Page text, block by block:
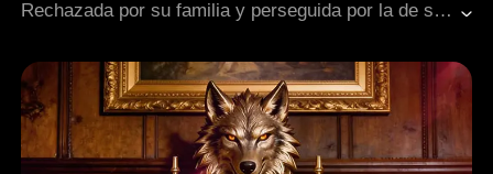
Relaciones familiares
Romance de época
Rechazada por su familia y perseguida por la de su esposo (quienes prefieren a los hijos varones), Kacie es obligada a abandonar su hogar. Sola y con una hija, encuentra apoyo en Lanny, un veterano de guerra. Con pura resiliencia, Kacie pasa de ser una esposa desechada a una renombrada directora de fábrica, reescribiendo su propio destino.